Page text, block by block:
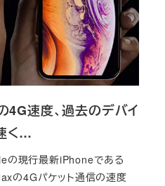
速度、過去のデバイ
く…
の現行最新iPhoneである
の4Gパケット通信の速度